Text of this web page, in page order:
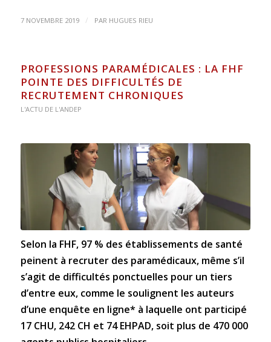
7 NOVEMBRE 2019 / PAR HUGUES RIEU
PROFESSIONS PARAMÉDICALES : LA FHF
POINTE DES DIFFICULTÉS DE
RECRUTEMENT CHRONIQUES
L'ACTU DE L'ANDEP
Selon la FHF, 97 % des établissements de santé
peinent à recruter des paramédicaux, même s’il
s’agit de difficultés ponctuelles pour un tiers
d’entre eux, comme le soulignent les auteurs
d’une enquête en ligne* à laquelle ont participé
17 CHU, 242 CH et 74 EHPAD, soit plus de 470 000